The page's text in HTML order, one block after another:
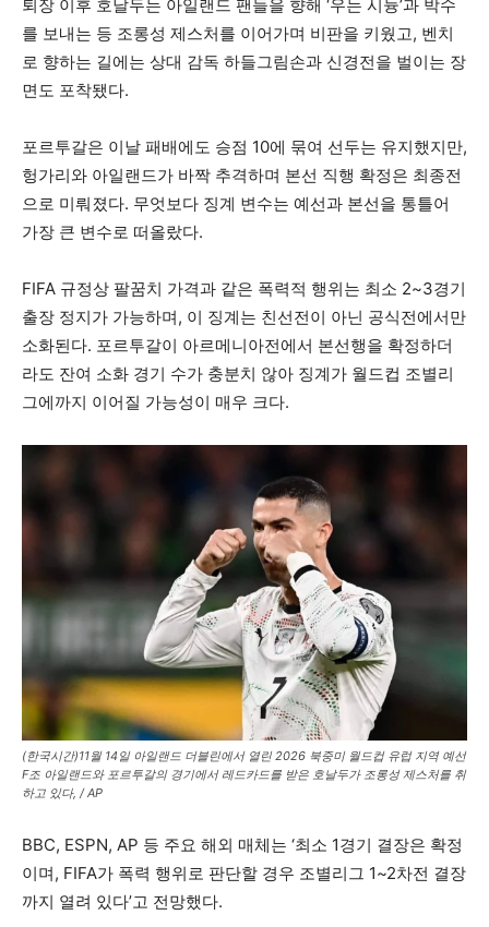
퇴장 이후 호날두는 아일랜드 팬들을 향해 ‘우는 시늉’과 박수
를 보내는 등 조롱성 제스처를 이어가며 비판을 키웠고, 벤치
로 향하는 길에는 상대 감독 하들그림손과 신경전을 벌이는 장
면도 포착됐다.
포르투갈은 이날 패배에도 승점 10에 묶여 선두는 유지했지만,
헝가리와 아일랜드가 바짝 추격하며 본선 직행 확정은 최종전
으로 미뤄졌다. 무엇보다 징계 변수는 예선과 본선을 통틀어
가장 큰 변수로 떠올랐다.
FIFA 규정상 팔꿈치 가격과 같은 폭력적 행위는 최소 2~3경기
출장 정지가 가능하며, 이 징계는 친선전이 아닌 공식전에서만
소화된다. 포르투갈이 아르메니아전에서 본선행을 확정하더
라도 잔여 소화 경기 수가 충분치 않아 징계가 월드컵 조별리
그에까지 이어질 가능성이 매우 크다.
(한국시간)11월 14일 아일랜드 더블린에서 열린 2026 북중미 월드컵 유럽 지역 예선
F조 아일랜드와 포르투갈의 경기에서 레드카드를 받은 호날두가 조롱성 제스처를 취
하고 있다, / AP
BBC, ESPN, AP 등 주요 해외 매체는 ‘최소 1경기 결장은 확정
이며, FIFA가 폭력 행위로 판단할 경우 조별리그 1~2차전 결장
까지 열려 있다’고 전망했다.